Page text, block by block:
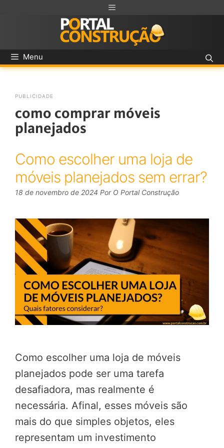
Menu
como comprar móveis
planejados
Como escolher uma loja de
móveis planejados sem errar?
18 de novembro de 2024 Por O Portal Construção
Como escolher uma loja de móveis
planejados pode ser uma tarefa
desafiadora, mas realmente é
necessária. Afinal, esses móveis são
mais do que simples objetos, eles
representam um investimento
PUBLICIDADE